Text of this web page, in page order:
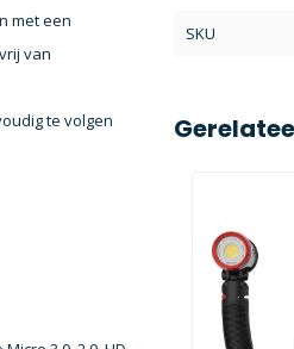
met een
van
te volgen
SKU